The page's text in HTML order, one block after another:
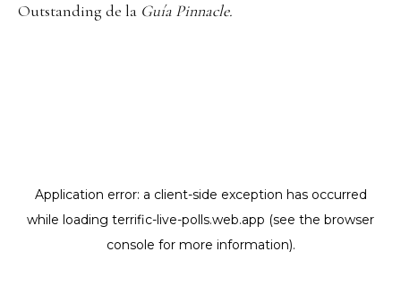
Outstanding de la Guía Pinnacle.